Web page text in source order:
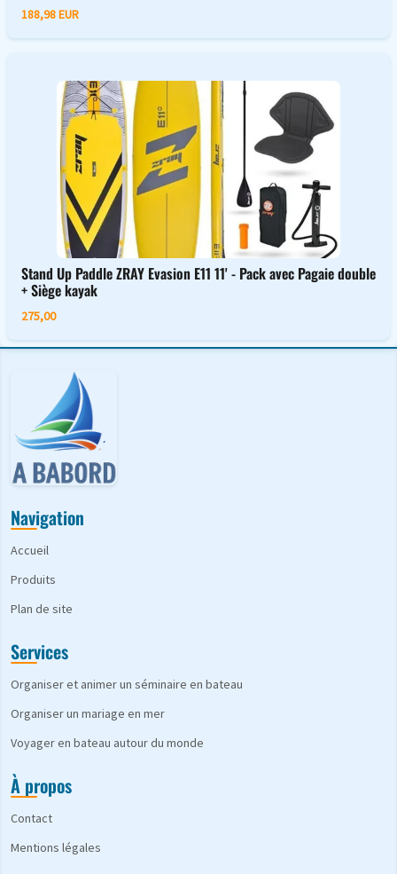
188,98 EUR
Stand Up Paddle ZRAY Evasion E11 11' - Pack avec Pagaie double
+ Siège kayak
275,00
Navigation
Accueil
Produits
Plan de site
Services
Organiser et animer un séminaire en bateau
Organiser un mariage en mer
Voyager en bateau autour du monde
À propos
Contact
Mentions légales